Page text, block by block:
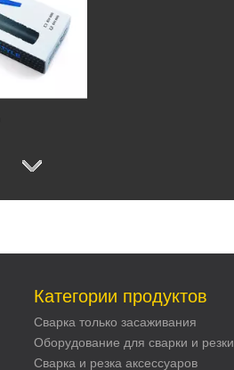
Категории продуктов
Сварка только засаживания
Оборудование для сварки и резки
Сварка и резка аксессуаров